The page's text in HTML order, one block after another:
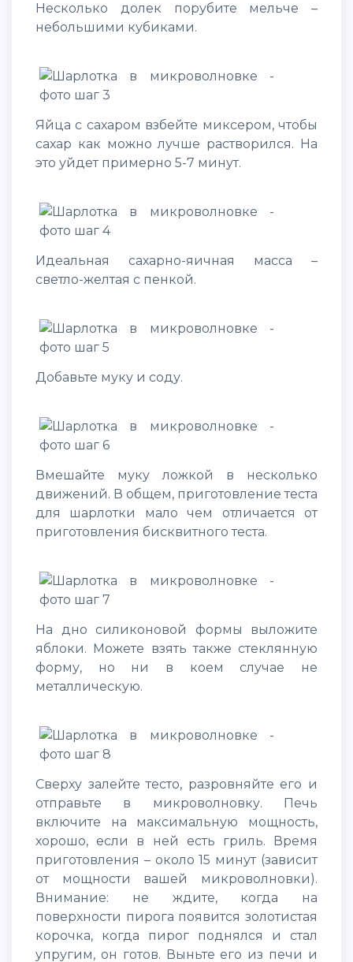
Несколько долек порубите мельче –
небольшими кубиками.
Яйца с сахаром взбейте миксером, чтобы
сахар как можно лучше растворился. На
это уйдет примерно 5-7 минут.
Идеальная сахарно-яичная масса –
светло-желтая с пенкой.
Добавьте муку и соду.
Вмешайте муку ложкой в несколько
движений. В общем, приготовление теста
для шарлотки мало чем отличается от
приготовления бисквитного теста.
На дно силиконовой формы выложите
яблоки. Можете взять также стеклянную
форму, но ни в коем случае не
металлическую.
Сверху залейте тесто, разровняйте его и
отправьте в микроволновку. Печь
включите на максимальную мощность,
хорошо, если в ней есть гриль. Время
приготовления – около 15 минут (зависит
от мощности вашей микроволновки).
Внимание: не ждите, когда на
поверхности пирога появится золотистая
корочка, когда пирог поднялся и стал
упругим, он готов. Выньте его из печи и